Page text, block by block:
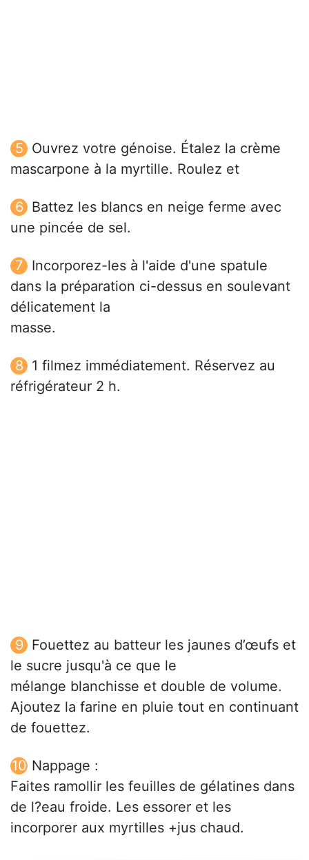
Ouvrez votre génoise. Étalez la crème
mascarpone à la myrtille. Roulez et
Battez les blancs en neige ferme avec
une pincée de sel.
Incorporez-les à l'aide d'une spatule
dans la préparation ci-dessus en soulevant
délicatement la
masse.
1 filmez immédiatement. Réservez au
réfrigérateur 2 h.
Fouettez au batteur les jaunes d’œufs et
le sucre jusqu'à ce que le
mélange blanchisse et double de volume.
Ajoutez la farine en pluie tout en continuant
de fouettez.
Nappage :
Faites ramollir les feuilles de gélatines dans
de l?eau froide. Les essorer et les
incorporer aux myrtilles +jus chaud.